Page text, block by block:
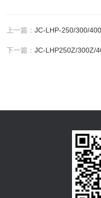
上一篇：JC-LHP-250/300/
下一篇：JC-LHP250Z/300Z/